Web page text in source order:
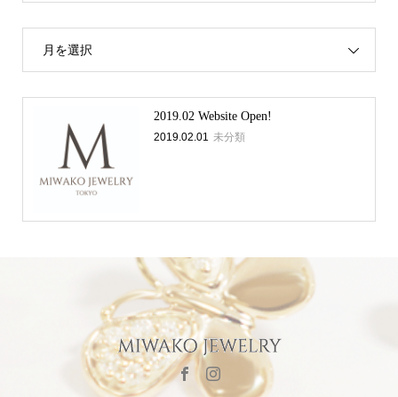
月を選択
2019.02 Website Open!
2019.02.01 未分類